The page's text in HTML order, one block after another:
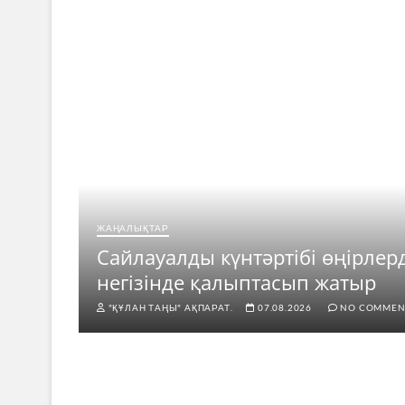
ЖАҢАЛЫҚТАР
Сайлауалды күнтәртібі
негізінде қалыптасып жатыр
"ҚҰЛАН ТАҢЫ" АҚПАРАТ. 07.08.2026 NO